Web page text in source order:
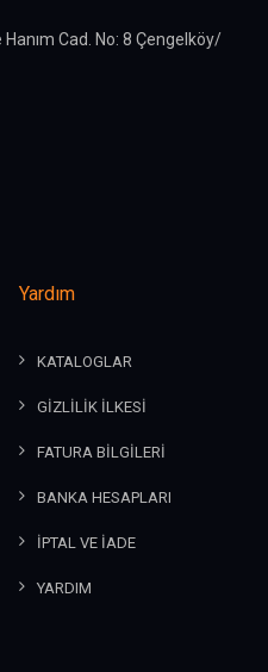
Cad. No: 8 Çengelköy/
Yardım
KATALOGLAR
GİZLİLİK İLKESİ
FATURA BİLGİLERİ
BANKA HESAPLARI
İPTAL VE İADE
YARDIM